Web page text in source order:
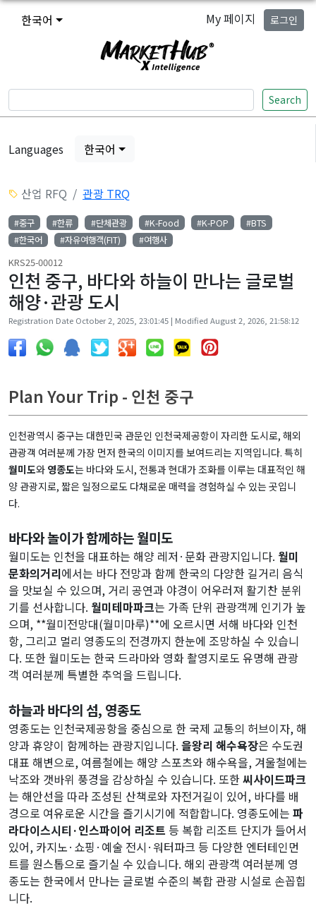
한국어 My 페이지 로그인
Search
Languages 한국어
산업 RFQ 관광 TRQ
#중구 #한류 #단체관광 #K-Food #K-POP
#BTS
#한국어
#자유여행객(FIT) #여행사
KRS25-00012
인천 중구, 바다와 하늘이 만나는 글로벌
해양·관광 도시
Registration Date October 2, 2025, 23:01:45 | Modified August 2, 2026, 21:58:12
Plan Your Trip - 인천 중구
인천광역시 중구는 대한민국 관문인 인천국제공항이 자리한 도시로, 해외
관광객 여러분께 가장 먼저 한국의 이미지를 보여드리는 지역입니다. 특히
월미도와 영종도는 바다와 도시, 전통과 현대가 조화를 이루는 대표적인 해
양 관광지로, 짧은 일정으로도 다채로운 매력을 경험하실 수 있는 곳입니
다.
바다와 놀이가 함께하는 월미도
월미도는 인천을 대표하는 해양 레저·문화 관광지입니다. 월미
문화의거리에서는 바다 전망과 함께 한국의 다양한 길거리 음식
을 맛보실 수 있으며, 거리 공연과 야경이 어우러져 활기찬 분위
기를 선사합니다. 월미테마파크는 가족 단위 관광객께 인기가 높
으며, **월미전망대(월미마루)**에 오르시면 서해 바다와 인천
항, 그리고 멀리 영종도의 전경까지 한눈에 조망하실 수 있습니
다. 또한 월미도는 한국 드라마와 영화 촬영지로도 유명해 관광
객 여러분께 특별한 추억을 드립니다.
하늘과 바다의 섬, 영종도
영종도는 인천국제공항을 중심으로 한 국제 교통의 허브이자, 해
양과 휴양이 함께하는 관광지입니다. 을왕리 해수욕장은 수도권
대표 해변으로, 여름철에는 해양 스포츠와 해수욕을, 겨울철에는
낙조와 갯바위 풍경을 감상하실 수 있습니다. 또한씨사이드파크
는 해안선을 따라 조성된 산책로와 자전거길이 있어, 바다를 배
경으로 여유로운 시간을 즐기시기에 적합합니다. 영종도에는 파
라다이스시티·인스파이어 리조트 등 복합 리조트 단지가 들어서
있어, 카지노·쇼핑·예술 전시·워터파크 등 다양한 엔터테인먼
트를 원스톱으로 즐기실 수 있습니다. 해외 관광객 여러분께 영
종도는 한국에서 만나는 글로벌 수준의 복합 관광 시설로 손꼽힙
니다.